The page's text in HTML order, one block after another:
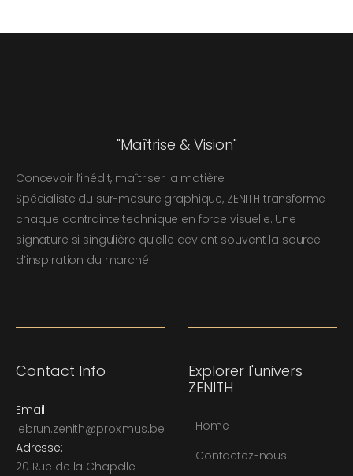
"Maîtrise & Vision"
Concevoir l’inédit, maîtriser la matière.
Spécialiste du sur-mesure graphique, ZENITH transforme
chaque contrainte technique en force visuelle. Une
signature si singulière qu’elle devient souvent la source
d’inspiration du marché.
Contact Info
Email:
lebrun.zenith@proximus.be
Adresse:
20 Rue de la Chapelle
Explorer l'univers
ZENITH
Home
Contactez-nous